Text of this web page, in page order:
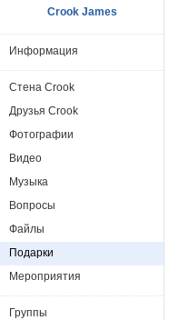
Crook James
Информация
Стена Crook
Друзья Crook
Фотографии
Видео
Музыка
Вопросы
Файлы
Подарки
Мероприятия
Группы